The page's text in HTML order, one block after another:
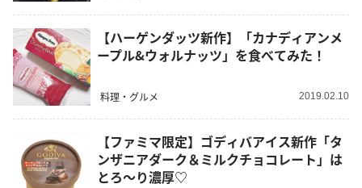
【ハーゲンダッツ新作】「カナディアンメ
ープル&ウォルナッツ」を食べてみた！
料理・グルメ 2019.02.10
【ファミマ限定】ゴディバアイス新作「タ
ンザニアダーク＆ミルクチョコレート」は
とろ～り濃厚♡